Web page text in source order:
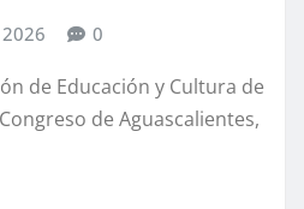
2026 0
de Educación y Cultura de
de Aguascalientes,